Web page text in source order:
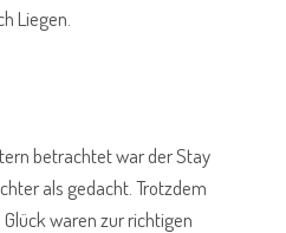
Liegen.
betrachtet war der Stay
als gedacht. Trotzdem
waren zur richtigen